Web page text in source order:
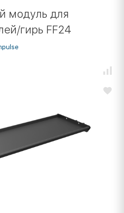
модуль для
гирь FF24